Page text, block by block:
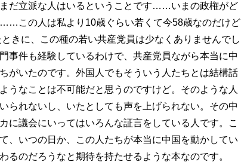
だ立派な人はいるということです……いまの政権がど
この人は私より10歳ぐらい若くて今58歳なのだけど
きに、この種の若い共産党員は少なくありませんでし
事件も経験しているわけで、共産党員ながら本当に中
がいたのです。外国人でもそういう人たちとは結構話
うなことは不可能だと思うのですけど。そのような人
られないし、いたとしても声を上げられない。その中
に議会にいってはいろんな証言をしている人です。こ
、いつの日か、この人たちが本当に中国を動かしてい
るのだろうなと期待を持たせるような本なのです。